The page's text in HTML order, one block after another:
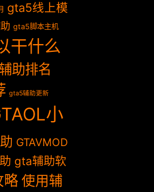
gta5线上模
gta5脚本主机
干什么
助排名
gta5辅助更新
小
GTAVMOD
gta辅助软
略 使用辅